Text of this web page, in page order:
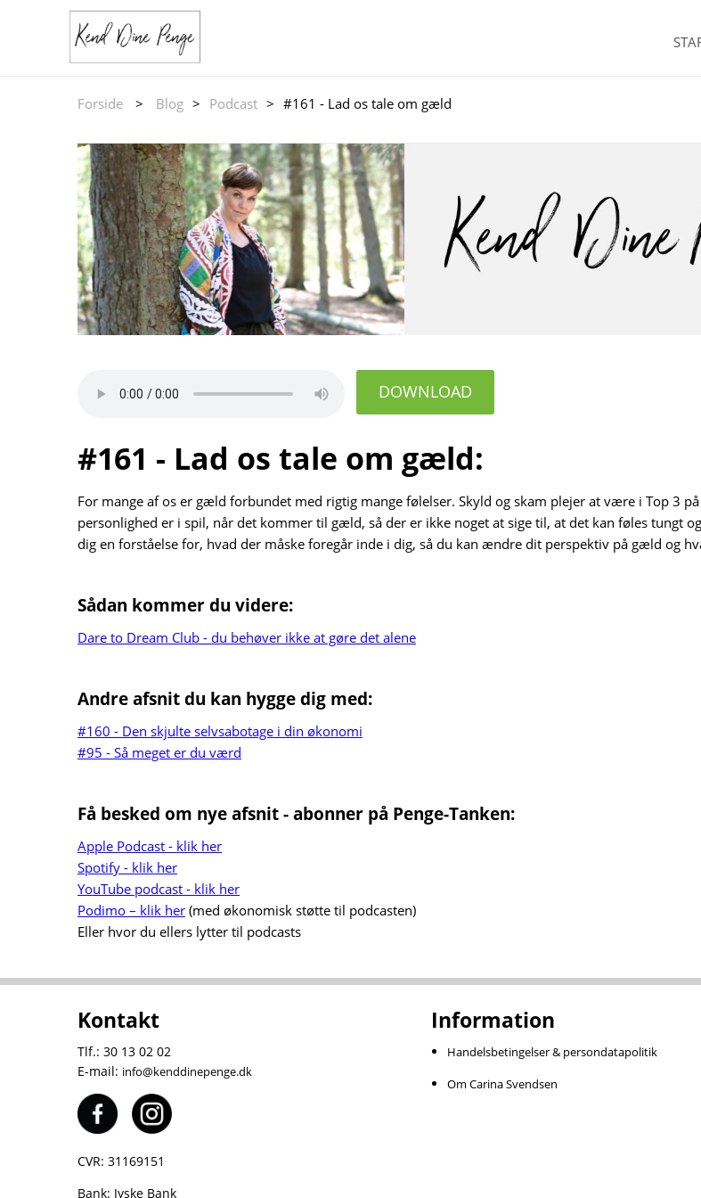
Forside > Blog > Podcast > #161 - Lad os tale om gæld
DOWNLOAD
#161 - Lad os tale om gæld:
For mange af os er gæld forbundet med rigtig mange følelser. Skyld og skam plejer at være i Top 3
personlighed er i spil, når det kommer til gæld, så der er ikke noget at sige til, at det kan føles tungt
dig en forståelse for, hvad der måske foregår inde i dig, så du kan ændre dit perspektiv på gæld og
Sådan kommer du videre:
Dare to Dream Club - du behøver ikke at gøre det alene
Andre afsnit du kan hygge dig med:
#160 - Den skjulte selvsabotage i din økonomi
#95 - Så meget er du værd
Få besked om nye afsnit - abonner på Penge-Tanken:
Apple Podcast - klik her
Spotify - klik her
YouTube podcast - klik her
Podimo – klik her (med økonomisk støtte til podcasten)
Eller hvor du ellers lytter til podcasts
Kontakt
Tlf.: 30 13 02 02
E-mail: info@kenddinepenge.dk
CVR: 31169151
Bank: Jyske Bank
Information
Handelsbetingelser & persondatapolitik
Om Carina Svendsen